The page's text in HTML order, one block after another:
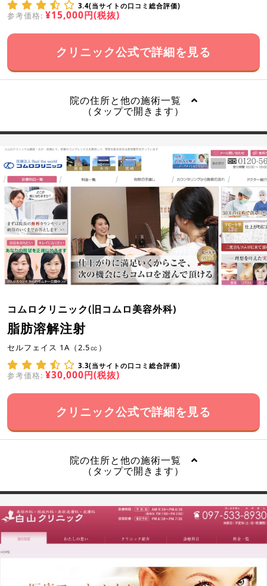
3.4(当サイトの口コミ総合評価)
参考価格: ¥15,000円(税抜)
クリニック公式で詳細を見る
院の住所と他の施術一覧
（タップで開きます）
コムロクリニック(旧コムロ美容外科)
脂肪溶解注射
セルフェイス 1A（2.5㏄）
3.3(当サイトの口コミ総合評価)
参考価格: ¥30,000円(税抜)
クリニック公式で詳細を見る
院の住所と他の施術一覧
（タップで開きます）